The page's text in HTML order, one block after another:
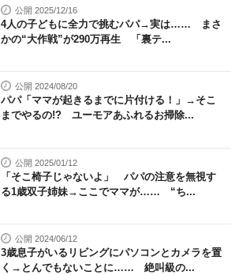
公開 2025/12/16
4人の子どもに全力で挑むパパ→実は…… まさ
かの“大作戦”が290万再生 「裏テ...
公開 2024/08/20
パパ「ママが起きるまでに片付ける！」→そこ
までやるの!? ユーモアあふれるお掃除...
公開 2025/01/12
「そこ椅子じゃないよ」 パパの注意を無視す
る1歳双子姉妹→ここでママが…… “ち...
公開 2024/06/12
3歳息子がいるリビングにパソコンとカメラを置
く→とんでもないことに…… 絶叫級の...